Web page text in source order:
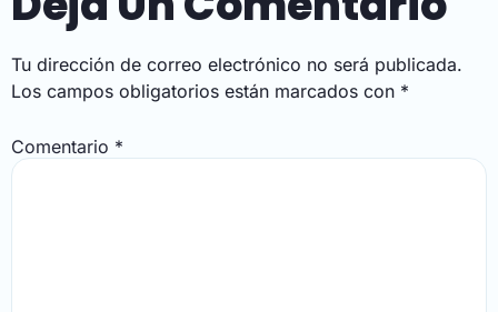
Tu dirección de correo electrónico no será publicada.
Los campos obligatorios están marcados con *
Comentario *